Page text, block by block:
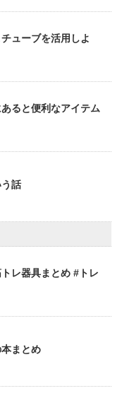
ューブを活用しよ
ると便利なアイテム
話
レ器具まとめ #トレ
まとめ